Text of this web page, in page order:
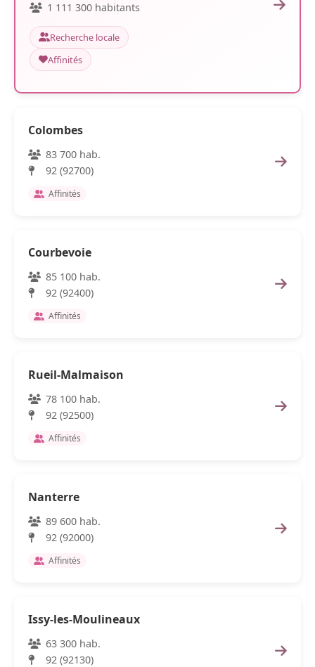
1 111 300 habitants
Recherche locale
Affinités
Colombes
83 700 hab.
92 (92700)
Affinités
Courbevoie
85 100 hab.
92 (92400)
Affinités
Rueil-Malmaison
78 100 hab.
92 (92500)
Affinités
Nanterre
89 600 hab.
92 (92000)
Affinités
Issy-les-Moulineaux
63 300 hab.
92 (92130)